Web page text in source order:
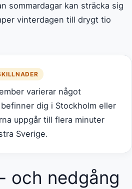
sommardagar kan sträcka sig
vinterdagen till drygt tio
varierar något
dig i Stockholm eller
uppgår till flera minuter
Sverige.
och nedgång